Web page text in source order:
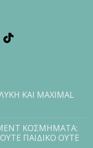
ΚΑΙ MAXIMAL
ΚΟΣΜΗΜΑΤΑ:
ΠΑΙΔΙΚΟ ΟΥΤΕ